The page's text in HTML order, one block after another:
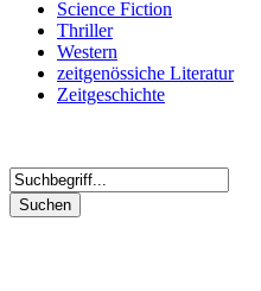
Science Fiction
Thriller
Western
zeitgenössiche Literatur
Zeitgeschichte